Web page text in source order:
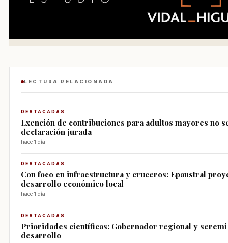
LECTURA RELACIONADA
DESTACADAS
Exención de contribuciones para adultos mayores no
declaración jurada
hace 1 día
DESTACADAS
Con foco en infraestructura y cruceros: Epaustral
desarrollo económico local
hace 1 día
DESTACADAS
Prioridades científicas: Gobernador regional y
desarrollo